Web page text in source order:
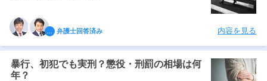
弁護士回答済み 内容を見る
暴行、初犯でも実刑？懲役・刑罰の相場は何
年？